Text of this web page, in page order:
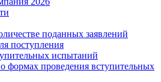
поданных заявлений
поступления
испытаний
формах проведения вступительных